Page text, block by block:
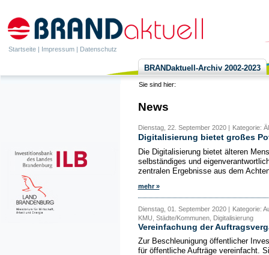
Startseite | Impressum | Datenschutz
BRANDaktuell-Archiv 2002-2023
Sie sind hier:
News
Dienstag, 22. September 2020 | Kategorie:
Digitalisierung bietet großes
Die Digitalisierung bietet älteren
selbständiges und
zentralen Ergebnisse aus dem
mehr »
Dienstag, 01. September 2020 | Kategorie:
KMU, Städte/Kommunen, Digitalisierung
Vereinfachung der
Zur Beschleunigung öffentlicher
für öffentliche Aufträge vereinfacht.